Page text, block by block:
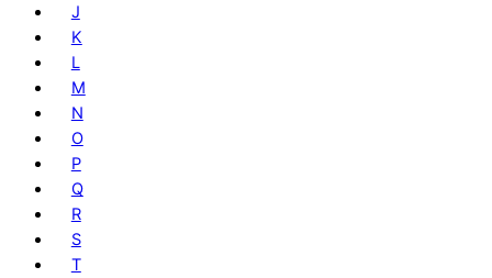
J
K
L
M
N
O
P
Q
R
S
T